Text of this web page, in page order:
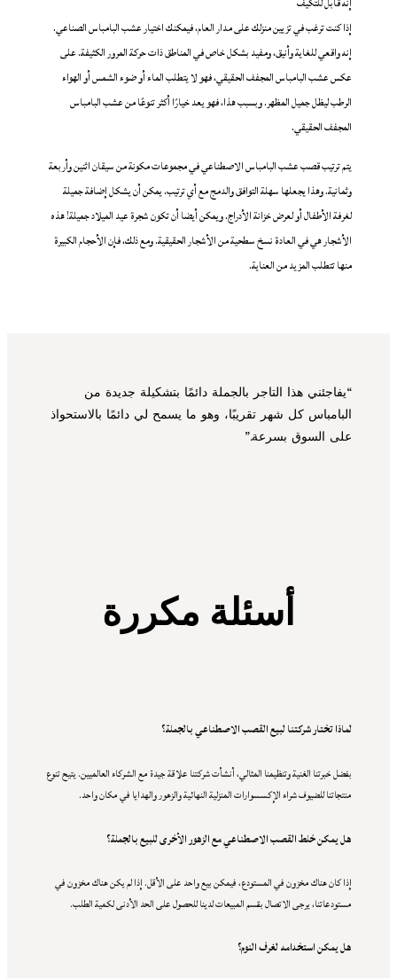
إذا كنت ترغب في تزيين منزلك على مدار العام، فيمكنك اختيار عشب البامباس الصناعي.
إنه واقعي للغاية وأنيق، ومفيد بشكل خاص في المناطق ذات حركة المرور الكثيفة. على
عكس عشب البامباس المجفف الحقيقي، فهو لا يتطلب الماء أو ضوء الشمس أو الهواء
الرطب ليظل جميل المظهر. وبسبب هذا، فهو يعد خيارًا أكثر تنوعًا من عشب البامباس
المجفف الحقيقي.
يتم ترتيب قصب عشب البامباس الاصطناعي في مجموعات مكونة من سيقان اثنين وأربعة
وثمانية. وهذا يجعلها سهلة التوافق والدمج مع أي ترتيب. يمكن أن يشكل إضافة جميلة
لغرفة الأطفال أو لعرض خزانة الأدراج. ويمكن أيضا أن تكون شجرة عيد الميلاد جميلة! هذه
الأشجار هي في العادة نسخ سطحية من الأشجار الحقيقية. ومع ذلك، فإن الأحجام الكبيرة
منها تتطلب المزيد من العناية.
“يفاجئني هذا التاجر بالجملة دائمًا بتشكيلة جديدة من
البامباس كل شهر تقريبًا، وهو ما يسمح لي دائمًا بالاستحواذ
على السوق بسرعة.”
أسئلة مكررة
لماذا تختار شركتنا لبيع القصب الاصطناعي بالجملة؟
بفضل خبرتنا الغنية وتنظيمنا المثالي، أنشأت شركتنا علاقة جيدة مع الشركاء العالميين. يتيح تنوع
منتجاتنا للضيوف شراء الإكسسوارات المنزلية النهائية والزهور والهدايا في مكان واحد.
هل يمكن خلط القصب الاصطناعي مع الزهور الأخرى للبيع بالجملة؟
إذا كان هناك مخزون في المستودع، فيمكن بيع واحد على الأقل. إذا لم يكن هناك مخزون في
مستودعاتنا، يرجى الاتصال بقسم المبيعات لدينا للحصول على الحد الأدنى لكمية الطلب.
هل يمكن استخدامه لغرف النوم؟